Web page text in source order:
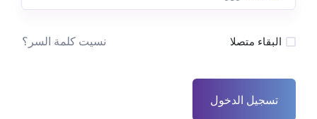
البقاء متصلا نسيت كلمة السر؟
تسجيل الدخول